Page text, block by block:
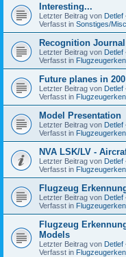
Interesting...
Letzter Beitrag von Detlef
Verfasst in Sonstiges/
Recognition Journal
Letzter Beitrag von Detlef
Verfasst in
Future planes in
Letzter Beitrag von Detlef
Verfasst in
Model Presentation
Letzter Beitrag von Detlef
Verfasst in
NVA LSK/LV -
Letzter Beitrag von Detlef
Verfasst in
Flugzeug
Letzter Beitrag von Detlef
Verfasst in
Flugzeug
Models
Letzter Beitrag von Detlef
Verfasst in